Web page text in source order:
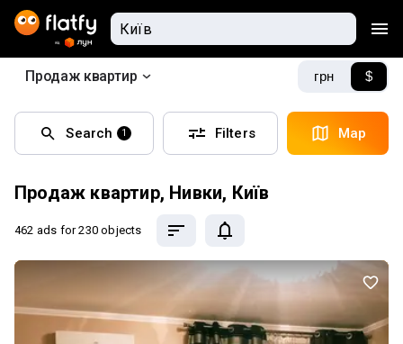
Продаж квартир грн $
Search 1 Filters Map
Продаж квартир, Нивки, Київ
462 ads for 230 objects